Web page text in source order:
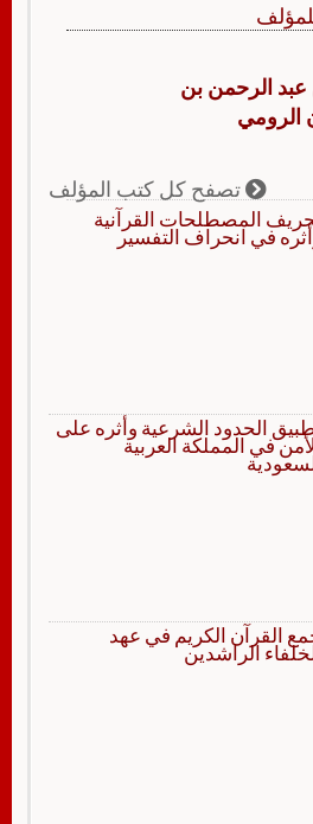
عبد الرحمن بن
الرومي
تصفح كل كتب المؤلف
المصطلحات القرآنية
في انحراف التفسير
الحدود الشرعية وأثره على
في المملكة العربية
القرآن الكريم في عهد
الراشدين